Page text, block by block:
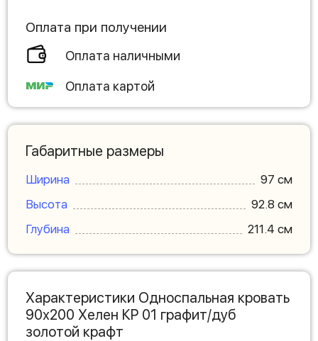
Оплата при получении
Оплата наличными
Оплата картой
Габаритные размеры
Ширина
97 см
Высота
92.8 см
Глубина
211.4 см
Характеристики Односпальная кровать
90х200 Хелен КР 01 графит/дуб
золотой крафт